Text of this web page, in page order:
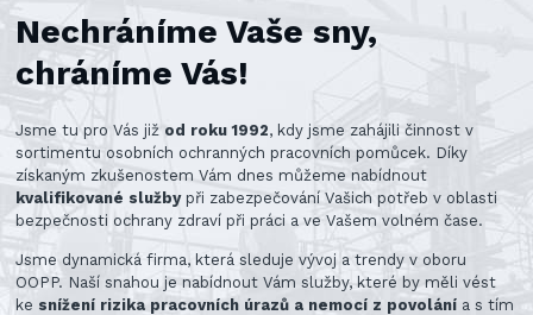
Nechráníme Vaše sny,
chráníme Vás!
Jsme tu pro Vás již od roku 1992, kdy jsme zahájili činnost v
sortimentu osobních ochranných pracovních pomůcek. Díky
získaným zkušenostem Vám dnes můžeme nabídnout
kvalifikované službypři zabezpečování Vašich potřeb v oblasti
bezpečnosti ochrany zdraví při práci a ve Vašem volném čase.
Jsme dynamická firma, která sleduje vývoj a trendy v oboru
OOPP. Naší snahou je nabídnout Vám služby, které by měli vést
ke snížení rizika pracovních úrazů a nemocí z povolání a s tím